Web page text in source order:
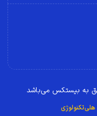
هلی‌تکنولوژی